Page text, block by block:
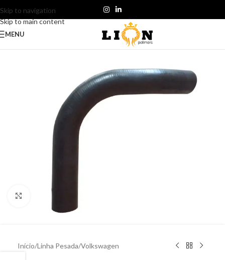
Skip to navigation
Skip to main content
MENU
Início/Linha Pesada/Volkswagen